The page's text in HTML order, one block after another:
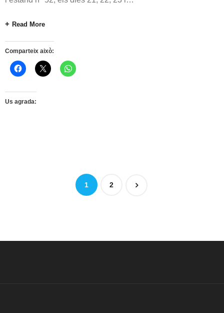
Read More
Comparteix això:
Us agrada:
1 2